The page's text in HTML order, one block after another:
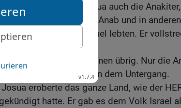
Damals vernichtete Josua auch die
Hebron, Debir und Anab und in
von Juda und Israel lebten. Er
und ließ niemand von ihnen übrig. Nur die
und Aschdod entkamen dem Untergang.
Josua eroberte das ganze Land, wie der
hatte. Er gab es dem Volk Israel